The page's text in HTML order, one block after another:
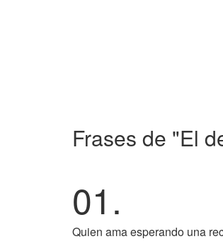
Frases de "El
01.
Quien ama esperando una